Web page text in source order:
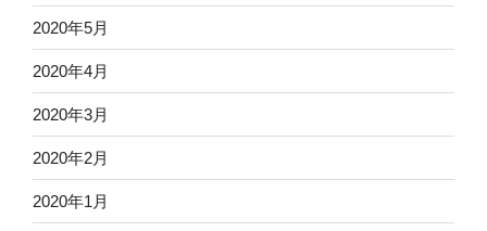
2020年5月
2020年4月
2020年3月
2020年2月
2020年1月